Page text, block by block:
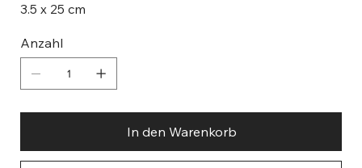
3.5 x 25 cm
Anzahl
In den Warenkorb